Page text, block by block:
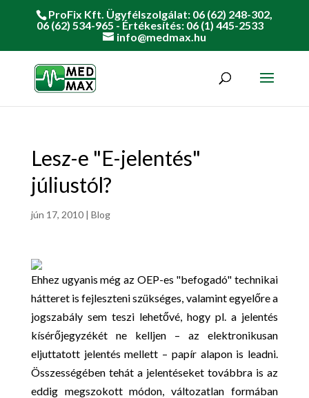
ProFix Kft. Ügyfélszolgálat: 06 (62) 248-302,
06 (62) 534-965 - Értékesítés: 06 (1) 445-2533
info@medmax.hu
Lesz-e "E-jelentés"
júliustól?
jún 17, 2010| Blog
Ehhez ugyanis még az OEP-es "befogadó" technikai
hátteret is fejleszteni szükséges, valamint egyelőre a
jogszabály sem teszi lehetővé, hogy pl. a jelentés
kísérőjegyzékét ne kelljen – az elektronikusan
eljuttatott jelentés mellett – papír alapon is leadni.
Összességében tehát a jelentéseket továbbra is az
eddig megszokott módon, változatlan formában